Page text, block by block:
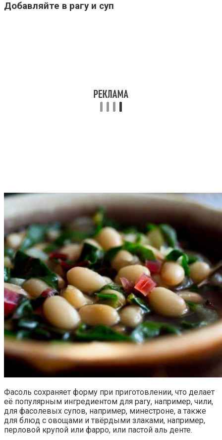
Добавляйте в рагу и суп
Фасоль сохраняет форму при приготовлении, что делает
её популярным ингредиентом для рагу, например, чили,
для фасолевых супов, например, минестроне, а также
для блюд с овощами и твёрдыми злаками, например,
перловой крупой или фарро, или пастой аль денте.